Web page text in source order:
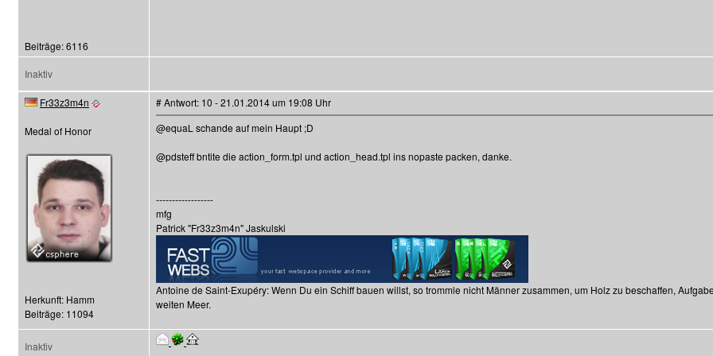
Beiträge: 6116
Inaktiv
Fr33z3m4n
Medal of Honor
Herkunft: Hamm
Beiträge: 11094
# Antwort: 10 - 21.01.2014 um 19:08 Uhr
@equaL schande auf mein Haupt ;D
@pdsteff bntite die action_form.tpl und action_head.tpl ins nopaste packen, danke.
------------------
mfg
Patrick "Fr33z3m4n" Jaskulski
Antoine de Saint-Exupéry: Wenn Du ein Schiff bauen willst, so trommle nicht Männer zusammen, um Holz zu beschaffen,
weiten Meer.
Inaktiv